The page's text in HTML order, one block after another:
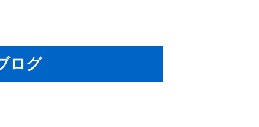
ログ